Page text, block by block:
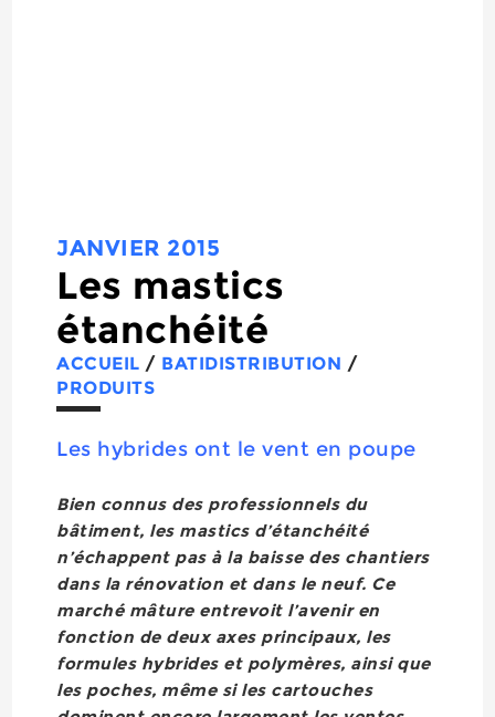
JANVIER 2015
Les mastics
étanchéité
ACCUEIL / BATIDISTRIBUTION /
PRODUITS
Les hybrides ont le vent en poupe
Bien connus des professionnels du
bâtiment, les mastics d’étanchéité
n’échappent pas à la baisse des chantiers
dans la rénovation et dans le neuf. Ce
marché mâture entrevoit l’avenir en
fonction de deux axes principaux, les
formules hybrides et polymères, ainsi que
les poches, même si les cartouches